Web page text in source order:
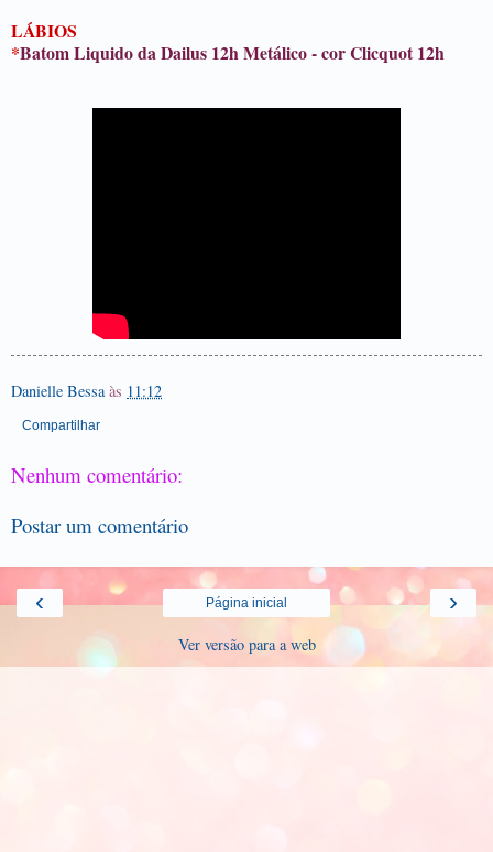
LÁBIOS
*Batom Liquido da Dailus 12h Metálico - cor Clicquot 12h
Danielle Bessa às 11:12
Compartilhar
Nenhum comentário:
Postar um comentário
‹ ›
Página inicial
Ver versão para a web